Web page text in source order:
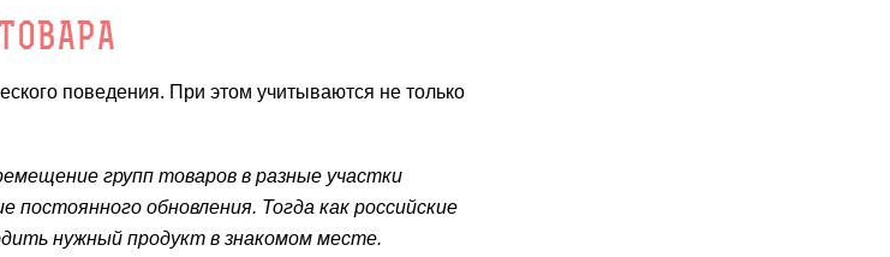
поведения. При этом учитываются не только
групп товаров в разные участки
обновления. Тогда как российские
нужный продукт в знакомом месте.